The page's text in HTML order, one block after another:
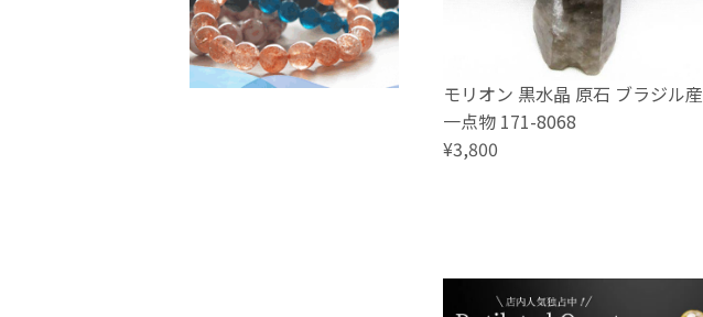
モリオン 黒水晶 原石 ブラジル産
一点物 171-8068
¥3,800